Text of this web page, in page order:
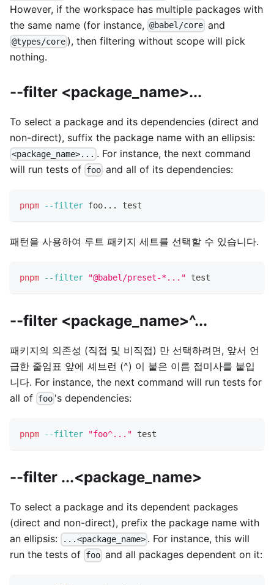
However, if the workspace has multiple packages with
the same name (for instance, @babel/core and
@types/core ), then filtering without scope will pick
nothing.
--filter <package_name>...
To select a package and its dependencies (direct and
non-direct), suffix the package name with an ellipsis:
<package_name>... . For instance, the next command
will run tests of foo and all of its dependencies:
pnpm --filter foo.. . test
패턴을 사용하여 루트 패키지 세트를 선택할 수 있습니다.
pnpm --filter "@babel/preset-*..." test
--filter <package_name>^...
패키지의 의존성 (직접 및 비직접) 만 선택하려면, 앞서 언
급한 줄임표 앞에 셰브런 (^) 이 붙은 이름 접미사를 붙입
니다. For instance, the next command will run tests for
all of foo 's dependencies:
pnpm --filter "foo^..." test
--filter ...<package_name>
To select a package and its dependent packages
(direct and non-direct), prefix the package name with
an ellipsis:
...<package_name> . For instance, this will
run the tests of foo and all packages dependent on it: